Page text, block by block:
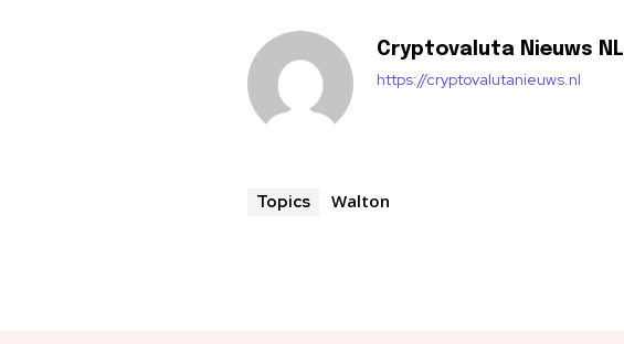
Cryptovaluta Nieuws NL
https://cryptovalutanieuws.nl
Topics Walton